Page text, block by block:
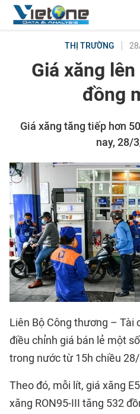
THỊ TRƯỜNG
Giá xăng
đồng
Giá xăng tăng tiếp hơn
nay, 28/
Liên Bộ Công thương – Tài
điều chỉnh giá bán lẻ một
trong nước từ 15h chiều
Theo đó, mỗi lít, giá xăng
xăng RON95-III tăng 532